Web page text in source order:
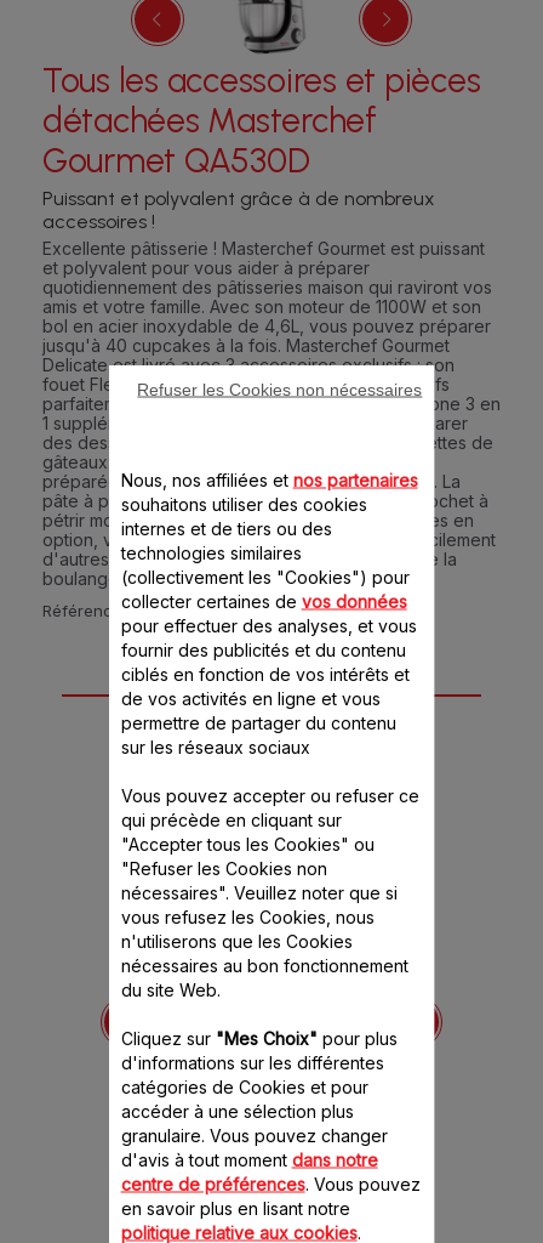
Tous les accessoires et pièces
détachées Masterchef
Gourmet QA530D
Puissant et polyvalent grâce à de nombreux
accessoires !
Excellente pâtisserie ! Masterchef Gourmet est puissant
et polyvalent pour vous aider à préparer
quotidiennement des pâtisseries maison qui raviront vos
amis et votre famille. Avec son moteur de 1100W et son
bol en acier inoxydable de 4,6L, vous pouvez préparer
jusqu'à 40 cupcakes à la fois. Masterchef Gourmet
Delicate est livré avec 3 accessoires exclusifs : son
fouet Flex unique (pour obtenir des blancs d'œufs
parfaitement aérés), son bol Flex (un bol en silicone 3 en
1 supplémentaire) et l'outil Delica'tool (pour préparer
des desserts aérés en un tour de main). Les recettes de
gâteaux et de biscuits peuvent être facilement
préparées à l'aide du fouet moulé sous pression. La
pâte à pain ou à pizza est pétrie à l'aide d'un crochet à
pétrir moulé sous pression. Avec les 7 accessoires en
option, vous pouvez transférer rapidement et facilement
d'autres préparations, bien au-delà du monde de la
boulangerie.
Référence :QA530DCH
15 accessoire(s) pour
ce produit
Accessoire hachoir à
Viande hachée faite maison
46.00 CHF
Produit indisponible, prévenez-moi
Nous, nos affiliées et nos partenaires
souhaitons utiliser des cookies
internes et de tiers ou des
technologies similaires
(collectivement les "Cookies") pour
collecter certaines de vos données
pour effectuer des analyses, et vous
fournir des publicités et du contenu
ciblés en fonction de vos intérêts et
de vos activités en ligne et vous
permettre de partager du contenu
sur les réseaux sociaux
Vous pouvez accepter ou refuser ce
qui précède en cliquant sur
"Accepter tous les Cookies" ou
"Refuser les Cookies non
nécessaires". Veuillez noter que si
vous refusez les Cookies, nous
n'utiliserons que les Cookies
nécessaires au bon fonctionnement
du site Web.
Cliquez sur "Mes Choix" pour plus
d'informations sur les différentes
catégories de Cookies et pour
accéder à une sélection plus
granulaire. Vous pouvez changer
d'avis à tout moment dans notre
centre de préférences. Vous pouvez
en savoir plus en lisant notre
politique relative aux cookies.
Refuser les Cookies non nécessaires